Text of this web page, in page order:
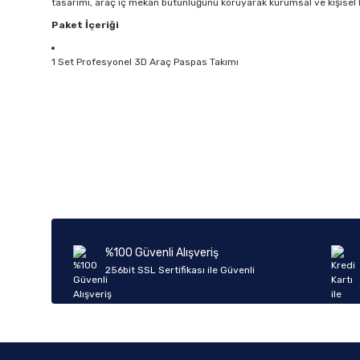
tasarımı, araç iç mekan bütünlüğünü koruyarak kurumsal ve
Paket İçeriği
1 Set Profesyonel 3D Araç Paspas Takımı
Ürün fiyatı diğer sitelerden daha pahalı.
Bu ürüne benzer farklı alternatifler olmalı.
%100 Güvenli Alışveriş
256bit SSL Sertifikası ile Güvenli